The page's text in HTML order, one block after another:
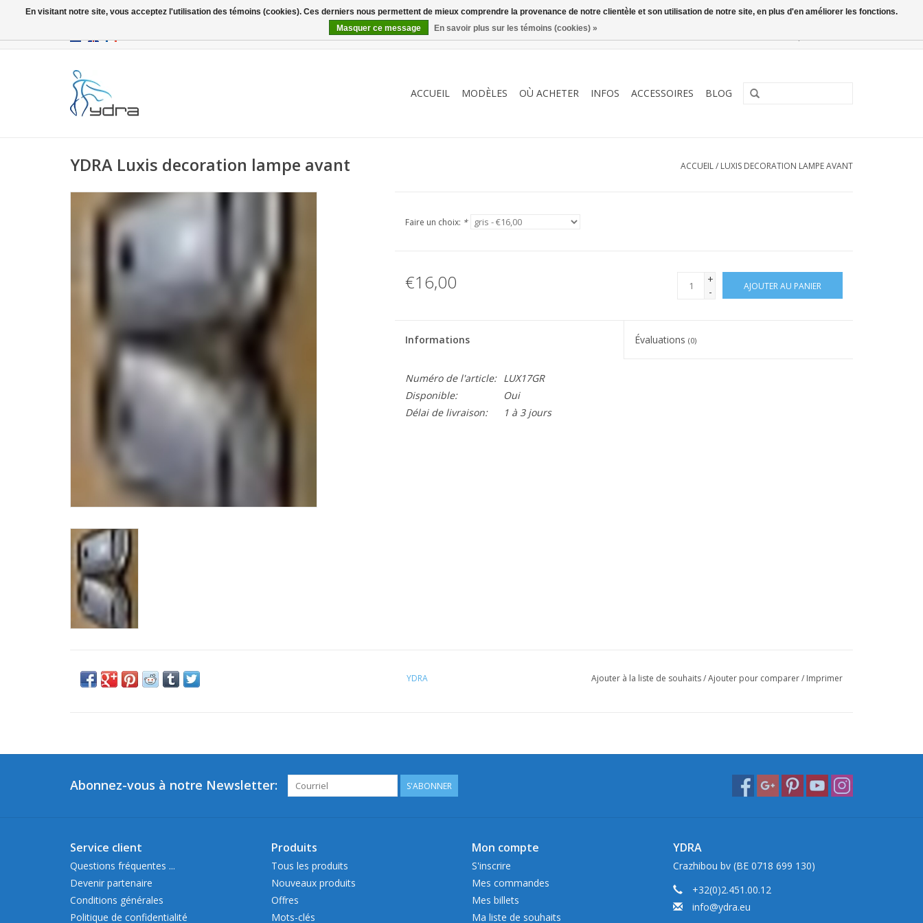
ACCUEIL MODÈLES OÙ ACHETER INFOS ACCESSOIRES BLOG
YDRA Luxis decoration lampe avant ACCUEIL/ LUXIS DECORATION LAMPE AVANT
Faire un choix: *
€16,00
+
-
AJOUTER AU PANIER
Informations Évaluations(0)
Numéro de l'article:
LUX17GR
Disponible:
Oui
Délai de livraison:
1 à 3 jours
YDRA Ajouter à la liste de souhaits/Ajouter pour comparer/ Imprimer
Abonnez-vous à notre Newsletter: S'ABONNER
Service client
Questions fréquentes ...
Devenir partenaire
Conditions générales
Politique de confidentialité
Produits
Tous les produits
Nouveaux produits
Offres
Mots-clés
Mon compte
S'inscrire
Mes commandes
Mes billets
Ma liste de souhaits
YDRA
Crazhibou bv (BE 0718 699 130)
+32(0)2.451.00.12
info@ydra.eu
En visitant notre site, vous acceptez l'utilisation des témoins (cookies). Ces derniers nous permettent de mieux comprendre la provenance de notre clientèle et son utilisation de notre site, en plus d'en améliorer les fonctions.
Masquer ce message
En savoir plus sur les témoins (cookies) »